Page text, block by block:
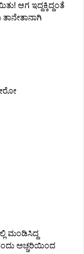
ಆಗ ಇದ್ದಕ್ಕಿದ್ದಂತೆ
ಮಂಡಿಸಿದ್ದ
ಅಚ್ಚರಿಯಿಂದ